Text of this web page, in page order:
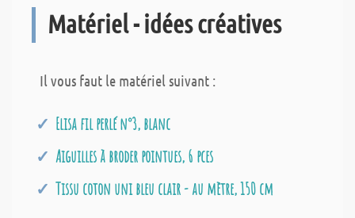
Matériel - idées créatives
Il vous faut le matériel suivant :
Elisa fil perlé n°3, blanc
Aiguilles à broder pointues, 6 pces
Tissu coton uni bleu clair - au mètre, 150 cm